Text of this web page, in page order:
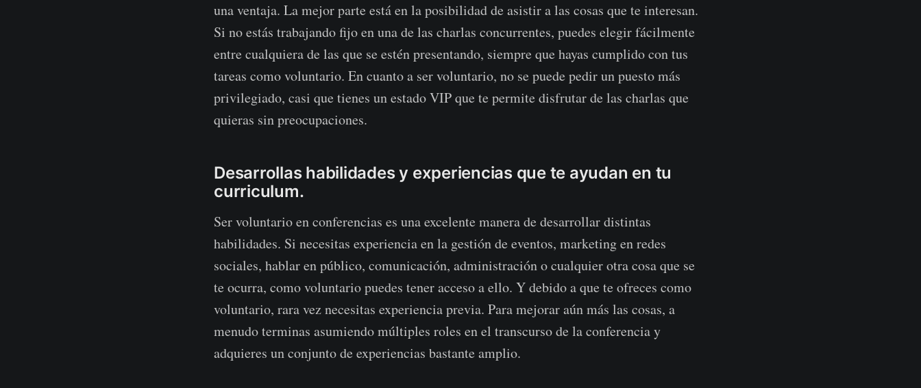
una ventaja. La mejor parte está en la posibilidad de asistir a las cosas que te interesan.
Si no estás trabajando fijo en una de las charlas concurrentes, puedes elegir fácilmente
entre cualquiera de las que se estén presentando, siempre que hayas cumplido con tus
tareas como voluntario. En cuanto a ser voluntario, no se puede pedir un puesto más
privilegiado, casi que tienes un estado VIP que te permite disfrutar de las charlas que
quieras sin preocupaciones.
Desarrollas habilidades y experiencias que te ayudan en tu
curriculum.
Ser voluntario en conferencias es una excelente manera de desarrollar distintas
habilidades. Si necesitas experiencia en la gestión de eventos, marketing en redes
sociales, hablar en público, comunicación, administración o cualquier otra cosa que se
te ocurra, como voluntario puedes tener acceso a ello. Y debido a que te ofreces como
voluntario, rara vez necesitas experiencia previa. Para mejorar aún más las cosas, a
menudo terminas asumiendo múltiples roles en el transcurso de la conferencia y
adquieres un conjunto de experiencias bastante amplio.